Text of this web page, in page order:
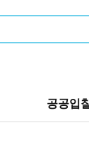
공공입